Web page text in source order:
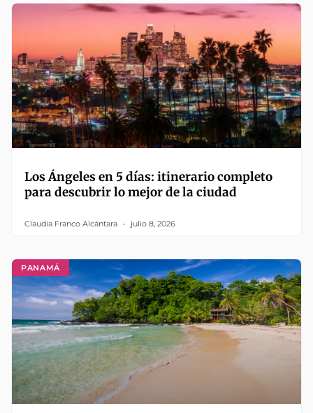
Los Ángeles en 5 días: itinerario completo
para descubrir lo mejor de la ciudad
Claudia Franco Alcántara julio 8, 2026
PANAMÁ